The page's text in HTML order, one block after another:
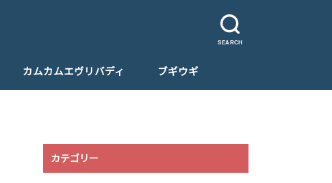
SEARCH
カムカムエヴリバディ ブギウギ
カテゴリー